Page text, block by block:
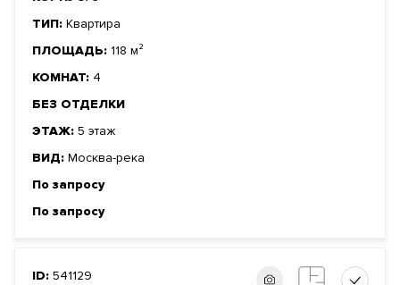
ТИП: Квартира
ПЛОЩАДЬ: 118 м²
КОМНАТ: 4
БЕЗ ОТДЕЛКИ
ЭТАЖ: 5 этаж
ВИД: Москва-река
По запросу
По запросу
ID: 541129